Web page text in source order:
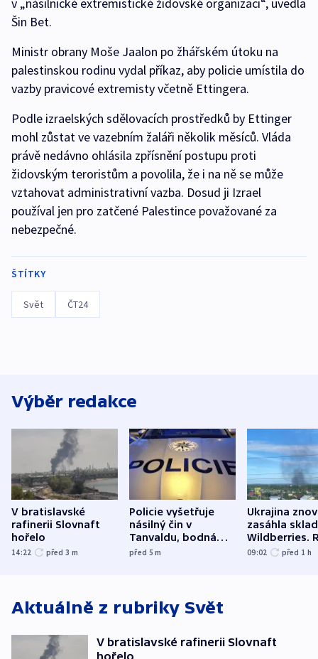
v „násilnické extremistické židovské organizaci“, uvedla
Šin Bet.
Ministr obrany Moše Jaalon po žhářském útoku na
palestinskou rodinu vydal příkaz, aby policie umístila do
vazby pravicové extremisty včetně Ettingera.
Podle izraelských sdělovacích prostředků by Ettinger
mohl zůstat ve vazebním žaláři několik měsíců. Vláda
právě nedávno ohlásila zpřísnění postupu proti
židovským teroristům a povolila, že i na ně se může
vztahovat administrativní vazba. Dosud ji Izrael
používal jen pro zatčené Palestince považované za
nebezpečné.
ŠTÍTKY
Svět ČT24
Výběr redakce
V bratislavské
rafinerii Slovnaft
hořelo
14:22 před 3 m
Policie vyšetřuje
násilný čin v
Tanvaldu, bodná
zranění při něm
před 5m
Ukrajina
zasáhla
Wildberries.
útočili v
09:02 před 1 h
Aktuálně z rubriky Svět
V bratislavské rafinerii Slovnaft
hořelo